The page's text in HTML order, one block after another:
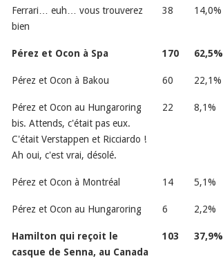
Ferrari… euh… vous trouverez
bien
38 14,0%
Pérez et Ocon à Spa 170 62,5%
Pérez et Ocon à Bakou 60 22,1%
Pérez et Ocon au Hungaroring
bis. Attends, c'était pas eux.
C'était Verstappen et Ricciardo !
Ah oui, c'est vrai, désolé.
22 8,1%
Pérez et Ocon à Montréal 14 5,1%
Pérez et Ocon au Hungaroring 6 2,2%
Hamilton qui reçoit le
casque de Senna, au Canada
103 37,9%